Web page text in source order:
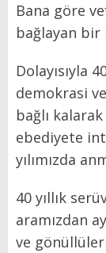
Bana göre
bağlayan
Dolayısıyla
demokrasi
bağlı
ebediyete
yılımızda
40 yıllık
aramızdan
ve